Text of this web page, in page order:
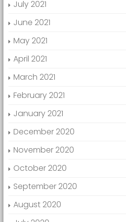
July 2021
June 2021
May 2021
April 2021
March 2021
February 2021
January 2021
December 2020
November 2020
October 2020
September 2020
August 2020